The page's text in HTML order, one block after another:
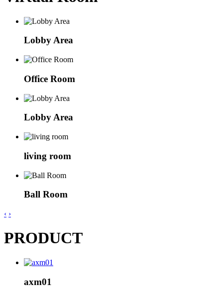
Lobby Area
Office Room
Lobby Area
living room
Ball Room
‹ ›
PRODUCT
axm01